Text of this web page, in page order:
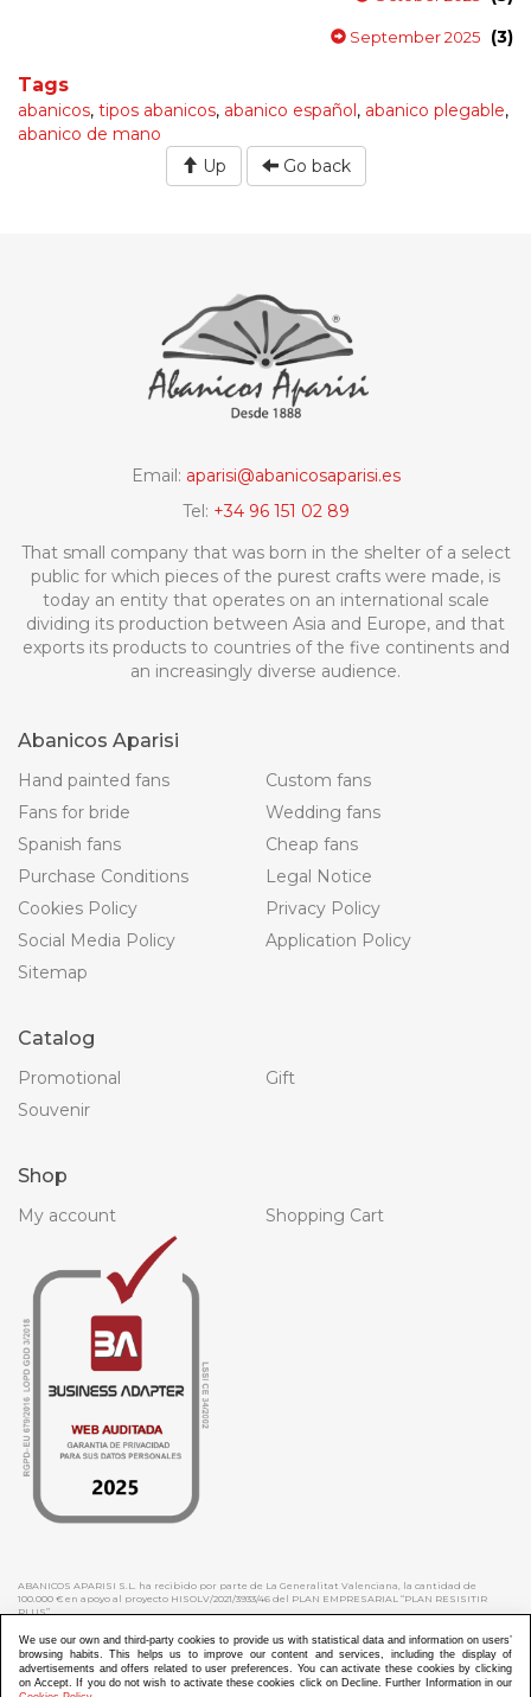
September 2025 (3)
Tags
abanicos, tipos abanicos, abanico español, abanico plegable,
abanico de mano
Up
Go back
Email: aparisi@abanicosaparisi.es
Tel: +34 96 151 02 89
That small company that was born in the shelter of a select
public for which pieces of the purest crafts were made, is
today an entity that operates on an international scale
dividing its production between Asia and Europe, and that
exports its products to countries of the five continents and
an increasingly diverse audience.
Abanicos Aparisi
Hand painted fans
Custom fans
Fans for bride
Wedding fans
Spanish fans
Cheap fans
Purchase Conditions
Legal Notice
Cookies Policy
Privacy Policy
Social Media Policy
Application Policy
Sitemap
Catalog
Promotional
Gift
Souvenir
Shop
My account Shopping Cart
ABANICOS APARISI S.L. ha recibido por parte de La Generalitat Valenciana, la cantidad de
100.000 € en apoyo al proyecto HISOLV/2021/3933/46 del PLAN EMPRESARIAL “PLAN RESISITIR
PLUS”.
€ en apoyo al proyecto CMARTE/2021/265/46 del PLAN AYUDAS DIRECTAS ARTESANIA “CMARTE”.
We use our own and third-party cookies to provide us with statistical data and information on users’
browsing habits. This helps us to improve our content and services, including the display of
advertisements and offers related to user preferences. You can activate these cookies by clicking
on Accept. If you do not wish to activate these cookies click on Decline. Further Information in our